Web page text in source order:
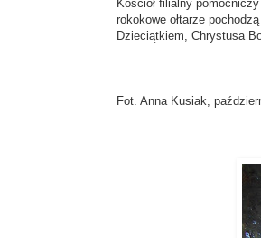
Kościół filialny
rokokowe ołtarze
Dzieciątkiem, Chrystusa
Fot. Anna Kusiak,